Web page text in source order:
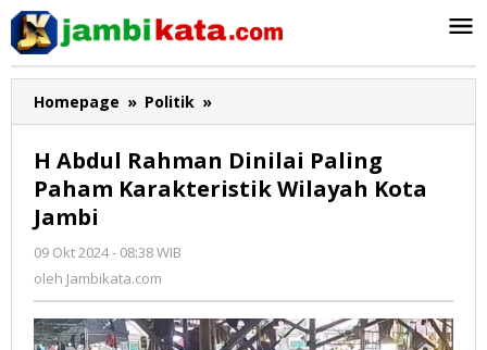
Lewati
konten
Homepage » Politik »
Abdul
Rahman
Dinilai
Paling
Jambi
H Abdul Rahman Dinilai Paling
Paham Karakteristik Wilayah Kota
Jambi
09 Okt 2024 - 08:38 WIB
oleh Jambikata.com